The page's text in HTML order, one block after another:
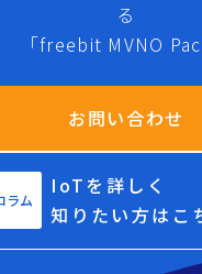
る
「freebit MVNO
お問い合わせ
ラム
IoTを詳しく
知りたい方はこ